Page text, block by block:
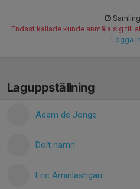
Endast kallade kunde anmäla sig till
Logga
Laguppställning
Adam de Jonge
Dolt namn
Eric Aminlashgari